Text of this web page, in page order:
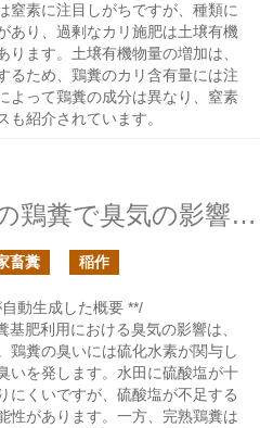
窒素に注目しがちですが、種類に
あり、過剰なカリ施肥は土壌有機
ます。土壌有機物量の増加は、
るため、鶏糞のカリ含有量には注
よって鶏糞の成分は異なり、窒素
紹介されています。
水田の基肥の代替の鶏糞で臭気の影響は見ておくべきか？
畜糞 稲作
自動生成した概要 **/
基肥利用における臭気の影響は、
鶏糞の臭いには硫化水素が関与し
いを発します。水田に硫酸塩が十
にくいですが、硫酸塩が不足する
性があります。一方、完熟鶏糞は